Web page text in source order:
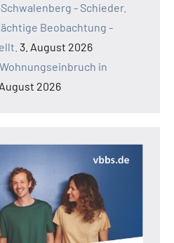
- Schieder.
Beobachtung -
3. August 2026
in
2026